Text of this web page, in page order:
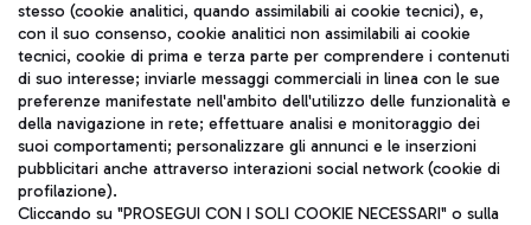
TRAVEL JOURNAL
ITA
stesso (cookie analitici, quando assimilabili ai cookie tecnici), e,
con il suo consenso, cookie analitici non assimilabili ai cookie
tecnici, cookie di prima e terza parte per comprendere i contenuti
di suo interesse; inviarle messaggi commerciali in linea con le sue
preferenze manifestate nell'ambito dell'utilizzo delle funzionalità e
della navigazione in rete; effettuare analisi e monitoraggio dei
suoi comportamenti; personalizzare gli annunci e le inserzioni
pubblicitari anche attraverso interazioni social network (cookie di
profilazione).
Cliccando su "PROSEGUI CON I SOLI COOKIE NECESSARI" o sulla